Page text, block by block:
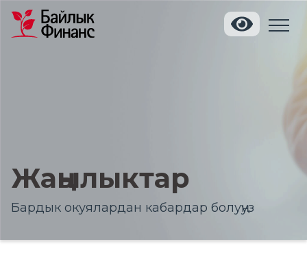
Жаңылыктар
Бардык окуялардан кабардар болуңуз